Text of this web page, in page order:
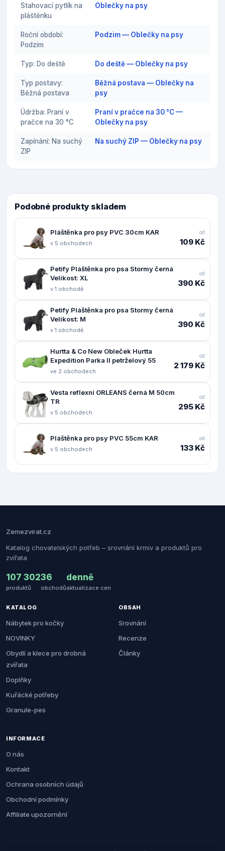
Stahovací pytlík na
pláštěnku
Oblečky na psy
Roční období:
Podzim
Podzim — Oblečky na psy
Typ: Do deště Do deště — Oblečky na psy
Typ postavy:
Běžná postava
Běžná postava — Oblečky na
psy
Údržba: Praní v
pračce na 30 °C
Praní v pračce na 30 °C —
Oblečky na psy
Zapínání: Na suchý
ZIP
Na suchý ZIP — Oblečky na psy
Podobné produkty skladem
Pláštěnka pro psy PVC 30cm KAR
v 5 obchodech
od
109 Kč
Petify Pláštěnka pro psa Stormy černá
Velikost: XL
v 1 obchodě
od
390 Kč
Petify Pláštěnka pro psa Stormy černá
Velikost: M
v 1 obchodě
od
390 Kč
Hurtta & Co New Obleček Hurtta
Expedition Parka II petrželový 55
ve 2 obchodech
od
2 179 Kč
Vesta reflexní ORLEANS černá M 50cm
TR
v 5 obchodech
od
295 Kč
Pláštěnka pro psy PVC 55cm KAR
v 5 obchodech
od
133 Kč
Zemezvirat.cz
Katalog chovatelských potřeb – srovnání krmiv a produktů pro
zvířata
107 302
produktů
36
obchodů
denně
aktualizace cen
KATALOG
Nábytek pro kočky
NOVINKY
Obydlí a klece pro drobná
zvířata
Doplňky
Kuřácké potřeby
Granule-pes
OBSAH
Srovnání
Recenze
Články
INFORMACE
O nás
Kontakt
Ochrana osobních údajů
Obchodní podmínky
Affiliate upozornění